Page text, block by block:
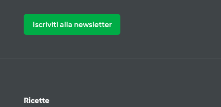
Iscriviti alla newsletter
Ricette